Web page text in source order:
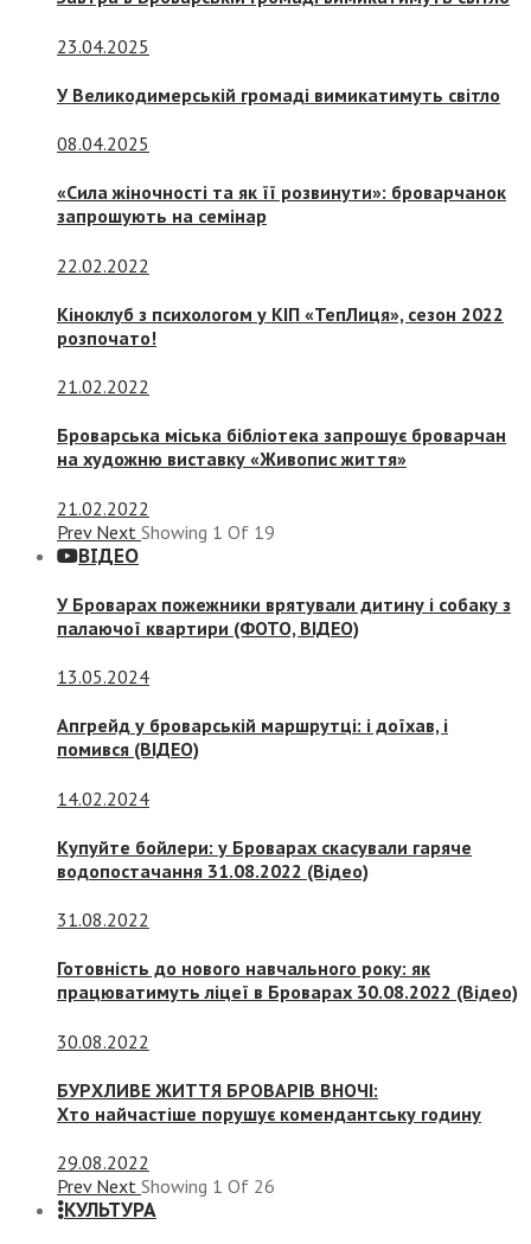
23.04.2025
У Великодимерській громаді вимикатимуть світло
08.04.2025
«Сила жіночності та як її розвинути»: броварчанок
запрошують на семінар
22.02.2022
Кіноклуб з психологом у КІП «ТепЛиця», сезон 2022
розпочато!
21.02.2022
Броварська міська бібліотека запрошує броварчан
на художню виставку «Живопис життя»
21.02.2022
Prev Next Showing 1 Of 19
ВІДЕО
У Броварах пожежники врятували дитину і собаку з
палаючої квартири (ФОТО, ВІДЕО)
13.05.2024
Апгрейд у броварській маршрутці: і доїхав, і
помився (ВІДЕО)
14.02.2024
Купуйте бойлери: у Броварах скасували гаряче
водопостачання 31.08.2022 (Відео)
31.08.2022
Готовність до нового навчального року: як
працюватимуть ліцеї в Броварах 30.08.2022 (Відео)
30.08.2022
БУРХЛИВЕ ЖИТТЯ БРОВАРІВ ВНОЧІ:
Хто найчастіше порушує комендантську годину
29.08.2022
Prev Next Showing 1 Of 26
КУЛЬТУРА